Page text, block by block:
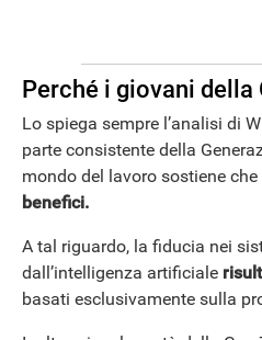
Perché i giovani della
Lo spiega sempre l’analisi di
parte consistente della
mondo del lavoro sostiene che
benefici.
A tal riguardo, la fiducia nei
dall’intelligenza artificiale
basati esclusivamente sulla